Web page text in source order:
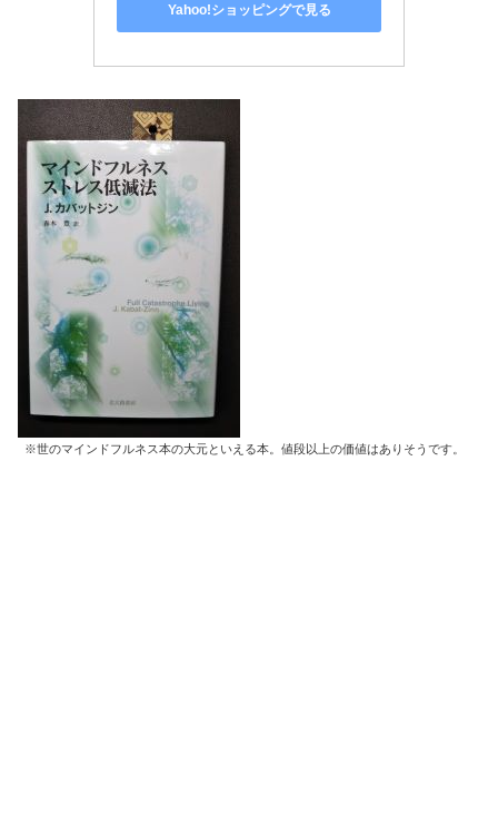
Yahoo!ショッピングで見る
※世のマインドフルネス本の大元といえる本。値段以上の価値はありそうです。